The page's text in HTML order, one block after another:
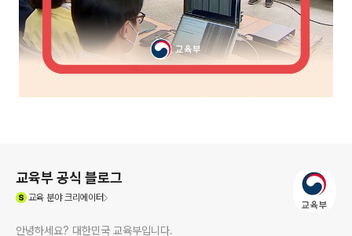
교육부 공식 블로그
교육분야 크리에이터
안녕하세요? 대한민국 교육부입니다.